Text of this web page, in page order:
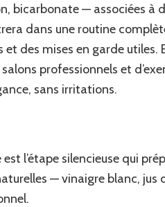
bicarbonate — associées à
dans une routine
et des mises en garde utiles.
professionnels et
sans irritations.
l’étape silencieuse qui
— vinaigre blanc,